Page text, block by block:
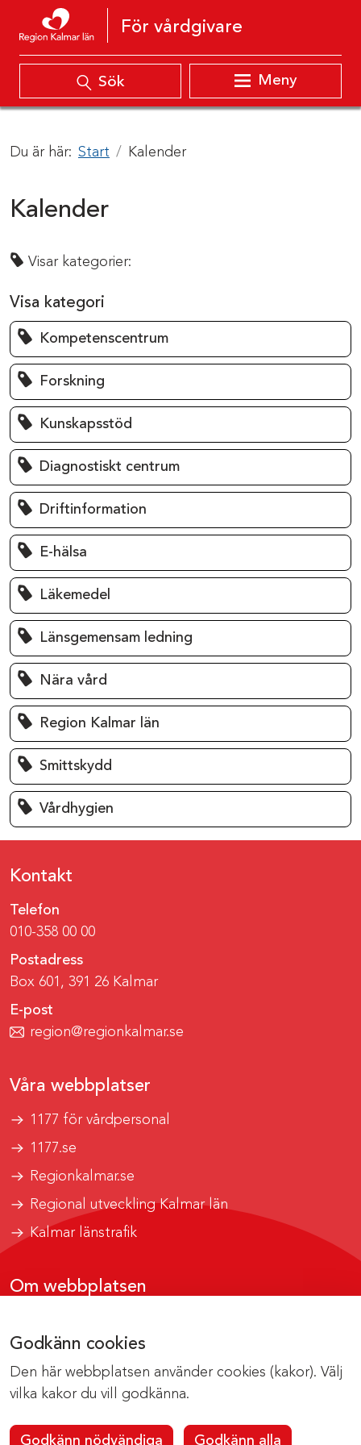
Godkänn cookies
Den här webbplatsen använder cookies (kakor). Välj
vilka kakor du vill godkänna.
Godkänn nödvändiga Godkänn alla
Hoppa till innehåll
För vårdgivare
Sök Meny
Du är här: Start Kalender
Kalender
Visar kategorier:
Visa kategori
Kompetenscentrum
Forskning
Kunskapsstöd
Diagnostiskt centrum
Driftinformation
E-hälsa
Läkemedel
Länsgemensam ledning
Nära vård
Region Kalmar län
Smittskydd
Vårdhygien
Kontakt
Telefon
010-358 00 00
Postadress
Box 601, 391 26 Kalmar
E-post
region@regionkalmar.se
Våra webbplatser
1177 för vårdpersonal
1177.se
Regionkalmar.se
Regional utveckling Kalmar län
Kalmar länstrafik
Om webbplatsen
Om cookies
Kontakta webbredaktionen